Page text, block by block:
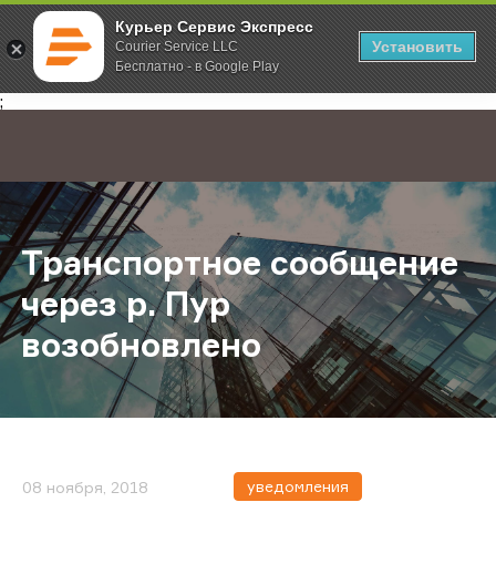
Курьер Сервис Экспресс
Courier Service LLC
Бесплатно - в Google Play
Установить
;
Главная О компании Новости Транспортное сообщение через
Транспортное сообщение
через р. Пур
возобновлено
08 ноября, 2018 уведомления